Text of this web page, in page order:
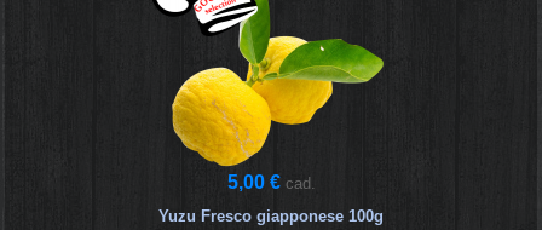
5,00 € cad.
Yuzu Fresco giapponese 100g